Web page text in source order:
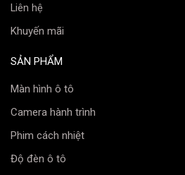
Nhỏ gọn tiện lợi tối ưu nội thất
Camera hành trình Ô tô Vietmap
“thỏi son” nhỏ gọn, linh hoạt
giấu kín kết hợp với ống kính có
Liên hệ
Khuyến mãi
SẢN PHẨM
Màn hình ô tô
Camera hành trình
Phim cách nhiệt
Độ đèn ô tô